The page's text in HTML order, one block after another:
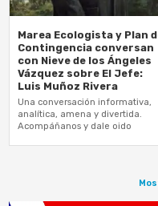
Marea Ecologista y Plan
Contingencia conversan
con Nieve de los Ángeles
Vázquez sobre El Jefe:
Luis Muñoz Rivera
Una conversación informativa,
analítica, amena y divertida.
Acompáñanos y dale oido